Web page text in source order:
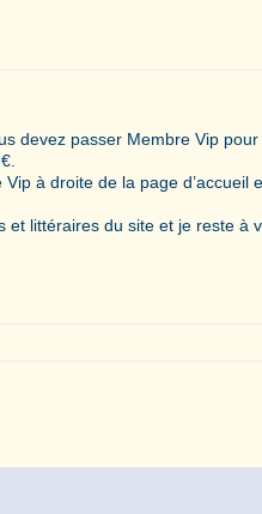
devez passer Membre Vip
à droite de la page d’accueil
littéraires du site et je reste à